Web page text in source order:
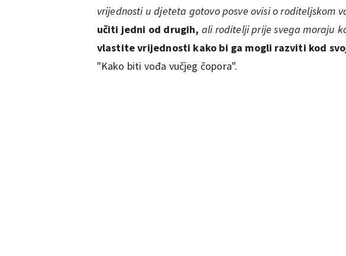
vrijednosti u djeteta gotovo posve ovisi o roditeljskom
učiti jedni od drugih, ali roditelji prije svega moraju
vlastite vrijednosti kako bi ga mogli razviti kod
"Kako biti vođa vučjeg čopora".